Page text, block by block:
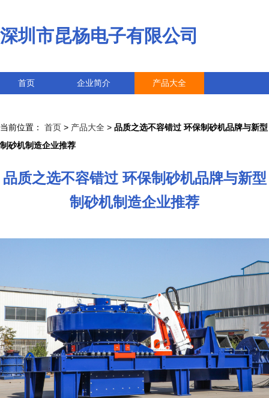
深圳市昆杨电子有限公司
首页 企业简介 产品大全
当前位置： 首页 > 产品大全 > 品质之选不容错过 环保制砂机品牌与新型
制砂机制造企业推荐
品质之选不容错过 环保制砂机品牌与新型
制砂机制造企业推荐